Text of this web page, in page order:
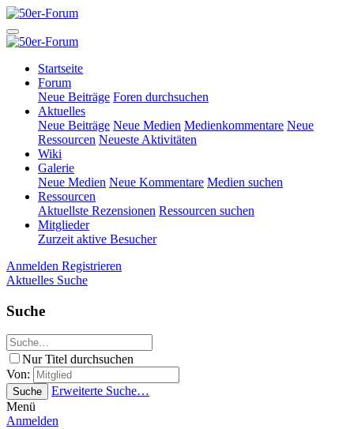
Startseite
Forum
Neue Beiträge Foren durchsuchen
Aktuelles
Neue Beiträge Neue Medien Medienkommentare Neue
Ressourcen Neueste Aktivitäten
Wiki
Galerie
Neue Medien Neue Kommentare Medien suchen
Ressourcen
Aktuellste Rezensionen Ressourcen suchen
Mitglieder
Zurzeit aktive Besucher
Anmelden Registrieren
Aktuelles Suche
Suche
Nur Titel durchsuchen
Von:
Suche
Erweiterte Suche…
Menü
Anmelden